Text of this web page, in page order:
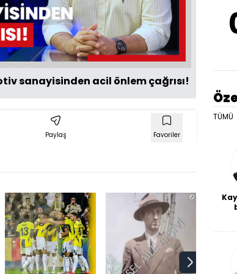
sanayisinden acil önlem çağrısı!
Paylaş Favoriler
TÜMÜ